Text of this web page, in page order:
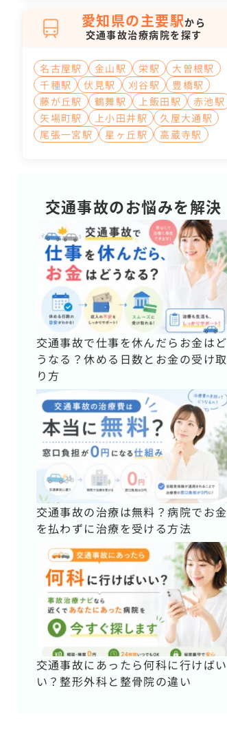
愛知県の主要駅から
交通事故治療病院を探す
名古屋駅 金山駅 栄駅
大曽根駅
千種駅
伏見駅 刈谷駅
豊橋駅
藤が丘駅
鶴舞駅 上飯田駅
赤池駅
矢場町駅
上小田井駅
久屋大通駅
尾張一宮駅
星ヶ丘駅 高蔵寺駅
交通事故のお悩みを解決
交通事故で仕事を休んだらお金はど
うなる？休める日数とお金の受け取
り方
交通事故の治療は無料？病院でお金
を払わずに治療を受ける方法
交通事故にあったら何科に行けばい
い？整形外科と整骨院の違い